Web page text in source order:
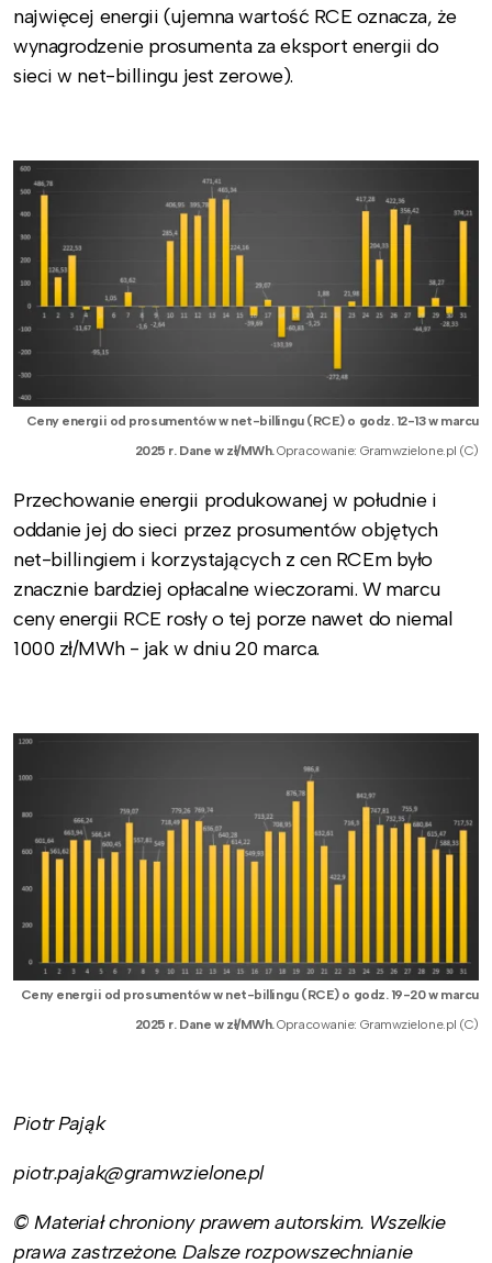
najwięcej energii (ujemna wartość RCE oznacza, że
wynagrodzenie prosumenta za eksport energii do
sieci w net-billingu jest zerowe).
Ceny energii od prosumentów w net-billingu (RCE) o godz. 12-13 w marcu
2025 r. Dane w zł/MWh.Opracowanie: Gramwzielone.pl (C)
Przechowanie energii produkowanej w południe i
oddanie jej do sieci przez prosumentów objętych
net-billingiem i korzystających z cen RCEm było
znacznie bardziej opłacalne wieczorami. W marcu
ceny energii RCE rosły o tej porze nawet do niemal
1000 zł/MWh - jak w dniu 20 marca.
Ceny energii od prosumentów w net-billingu (RCE) o godz. 19-20 w marcu
2025 r. Dane w zł/MWh. Opracowanie: Gramwzielone.pl (C)
Piotr Pająk
piotr.pajak@gramwzielone.pl
© Materiał chroniony prawem autorskim. Wszelkie
prawa zastrzeżone. Dalsze rozpowszechnianie